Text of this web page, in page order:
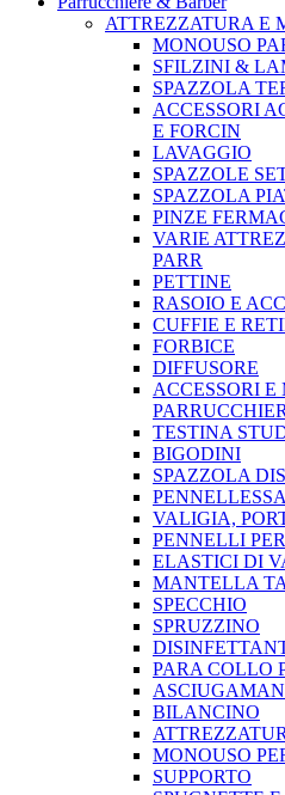
ATTREZZATURA E
MONOUSO
SFILZINI &
SPAZZOLA
ACCESSORI
E FORCIN
LAVAGGIO
SPAZZOLE
SPAZZOLA
PINZE
VARIE
PARR
PETTINE
RASOIO E
CUFFIE E
FORBICE
DIFFUSORE
ACCESSORI E
TESTINA
BIGODINI
SPAZZOLA
VALIGIA,
PENNELLI
ELASTICI DI
MANTELLA
SPECCHIO
SPRUZZINO
PARA COLLO
BILANCINO
MONOUSO
SUPPORTO